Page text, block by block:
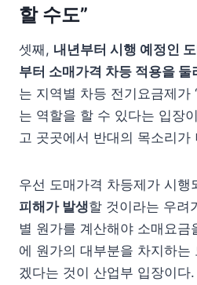
할 수도”
셋째, 내년부터 시행 예정인
부터 소매가격 차등 적용을 둘
는 지역별 차등 전기요금제가
는 역할을 할 수 있다는 입장
고 곳곳에서 반대의 목소리가
우선 도매가격 차등제가 시행
피해가 발생할 것이라는 우려
별 원가를 계산해야 소매요금
에 원가의 대부분을 차지하는
겠다는 것이 산업부 입장이다